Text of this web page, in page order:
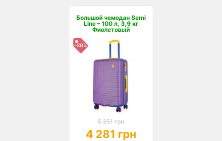
Большой чемодан Semi
Line – 100 л, 3,9 кг
Фиолетовый
-20%
5 351 грн
4 281 грн